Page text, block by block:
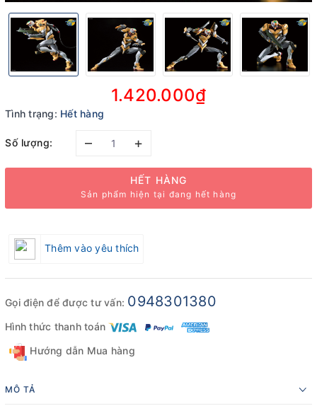
1.420.000₫
Tình trạng: Hết hàng
Số lượng: – +
HẾT HÀNG
Sản phẩm hiện tại đang hết hàng
Thêm vào yêu thích
Gọi điện để được tư vấn: 0948301380
Hình thức thanh toán
Hướng dẫn Mua hàng
MÔ TẢ